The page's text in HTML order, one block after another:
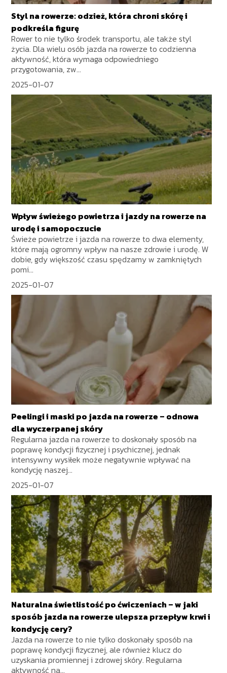
Styl na rowerze: odzież, która chroni skórę i
podkreśla figurę
Rower to nie tylko środek transportu, ale także styl
życia. Dla wielu osób jazda na rowerze to codzienna
aktywność, która wymaga odpowiedniego
przygotowania, zw...
2025-01-07
Wpływ świeżego powietrza i jazdy na rowerze na
urodę i samopoczucie
Świeże powietrze i jazda na rowerze to dwa elementy,
które mają ogromny wpływ na nasze zdrowie i urodę. W
dobie, gdy większość czasu spędzamy w zamkniętych
pomi...
2025-01-07
Peelingi i maski po jazda na rowerze – odnowa
dla wyczerpanej skóry
Regularna jazda na rowerze to doskonały sposób na
poprawę kondycji fizycznej i psychicznej, jednak
intensywny wysiłek może negatywnie wpływać na
kondycję naszej...
2025-01-07
Naturalna świetlistość po ćwiczeniach – w jaki
sposób jazda na rowerze ulepsza przepływ krwi i
kondycję cery?
Jazda na rowerze to nie tylko doskonały sposób na
poprawę kondycji fizycznej, ale również klucz do
uzyskania promiennej i zdrowej skóry. Regularna
aktywność na...